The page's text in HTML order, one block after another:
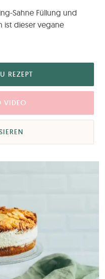
Sahne Füllung und
ist dieser vegane
REZEPT
VIDEO